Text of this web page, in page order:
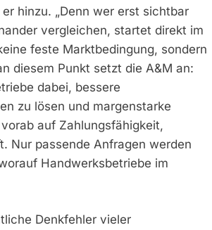
hinzu. „Denn wer erst sichtbar
vergleichen, startet direkt im
feste Marktbedingung, sondern
diesem Punkt setzt die A&M an:
dabei, bessere
zu lösen und margenstarke
auf Zahlungsfähigkeit,
Nur passende Anfragen werden
Handwerksbetriebe im
Denkfehler vieler